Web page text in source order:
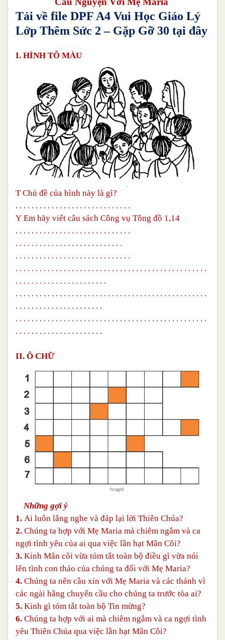
Tải về file DPF A4 Vui Học Giáo Lý
Lớp Thêm Sức 2 – Gặp Gỡ 30 tại đây
I. HÌNH TÔ MÀU
TChủ đề của hình này là gì?
. . . . . . . . . . . . . . . . . . . . . . . . . . . . .
Y Em hãy viết câu sách Công vụ Tông đồ 1,14
. . . . . . . . . . . . . . . . . . . . . . . . . . . . .
. . . . . . . . . . . . . . . . . . . . . . . . . . .
. . . . . . . . . . . . . . . . . . . . . . . . . . . . .
. . . . . . . . . . . . . . . . . . . . . . . . . . . . . . . . . . . . . . . . . . . . . . . .
. . . . . . . . . . . . . . . . . . . . . . .
. . . . . . . . . . . . . . . . . . . . . . . . . . . . . . . . . . . . . . . . . . . . . . . .
. . . . . . . . . . . . . . . . . . . . . .
. . . . . . . . . . . . . . . . . . . . . . . . . . . . . . . . . . . . . . . . . . . . . . . .
. . . . . . . . . . . . . . . . . . . . . .
II. Ô CHỮ
Những gợi ý
1. Ai luôn lắng nghe và đáp lại lời Thiên Chúa?
2. Chúng ta hợp với Mẹ Maria mà chiêm ngắm và ca
ngợi tình yêu của ai qua việc lần hạt Mân Côi?
3. Kinh Mân côi vừa tóm tắt toàn bộ điều gì vừa nói
lên tình con thảo của chúng ta đối với Mẹ Maria?
4. Chúng ta nên cầu xin với Mẹ Maria và các thánh vì
các ngài hằng chuyển cầu cho chúng ta trước tòa ai?
5. Kinh gì tóm tắt toàn bộ Tin mừng?
6. Chúng ta hợp với ai mà chiêm ngắm và ca ngợi tình
yêu Thiên Chúa qua việc lần hạt Mân Côi?